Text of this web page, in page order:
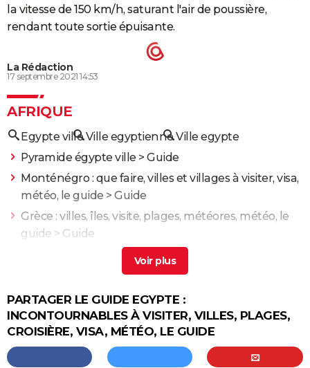
la vitesse de 150 km/h, saturant l'air de poussière,
rendant toute sortie épuisante.
La Rédaction
17 septembre 2021 14:53
AFRIQUE
Egypte ville Ville egyptienneVille egypte
Pyramide égypte ville > Guide
Monténégro : que faire, villes et villages à visiter, visa,
météo, le guide > Guide
Grèce : villes, îles, visite, plages, météores, météo, le
guide > Guide
Autriche : incontournables, villes, villages, stations de
> Guide
Suède : que voir, que visiter, villes, monnaie, météo, le
guide> Guide
Sénégal
Tunisie : que voir, que visiter, villes, plages, météo, le
PARTAGER LE GUIDE EGYPTE :
INCONTOURNABLES À VISITER, VILLES, PLAGES,
CROISIÈRE, VISA, MÉTÉO, LE GUIDE